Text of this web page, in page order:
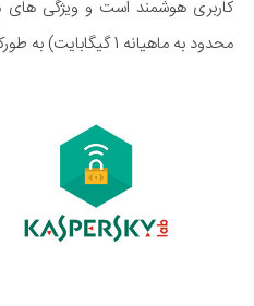
محدود به ماهیانه 1 گیگابایت) به طورکلی در UI ادغام شده اند.